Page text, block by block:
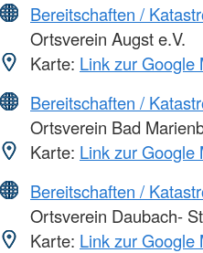
Bereitschaften /
Ortsverein Augst e.V.
Karte: Link zur Google
Bereitschaften /
Ortsverein Bad
Karte: Link zur Google
Bereitschaften /
Ortsverein Daubach-
Karte: Link zur Google